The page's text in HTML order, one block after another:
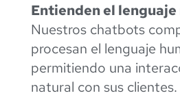
Entienden el
Nuestros chatbots
procesan el lenguaje
permitiendo una
natural con sus clientes.